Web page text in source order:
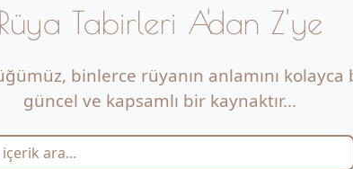
Rüya Tabirleri A'dan Z'ye
binlerce rüyanın anlamını
güncel ve kapsamlı bir kaynaktır...